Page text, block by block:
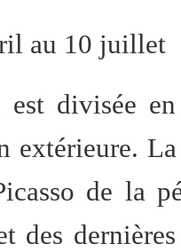
au 10 juillet
est divisée
extérieure.
de la
des